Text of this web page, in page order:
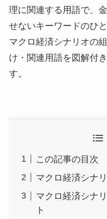
理に関連する用語で、
せないキーワードのひ
マクロ経済シナリオの
け・関連用語を図解付
す。
この記事の目次
マクロ経済シナ
マクロ経済シナ
ト